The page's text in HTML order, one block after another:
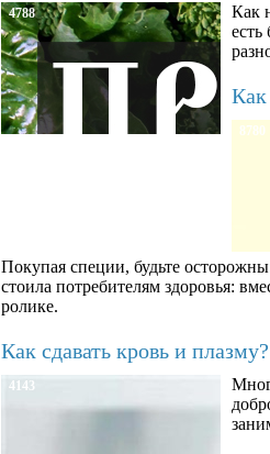
4788
Как
Как
8780
Покупая специи, будьте
стоила потребителям здоровья:
ролике.
Как сдавать кровь и
4143